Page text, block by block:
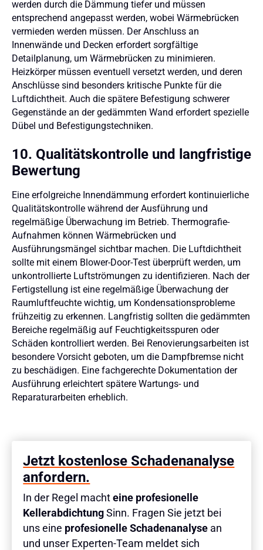
werden durch die Dämmung tiefer und müssen
entsprechend angepasst werden, wobei Wärmebrücken
vermieden werden müssen. Der Anschluss an
Innenwände und Decken erfordert sorgfältige
Detailplanung, um Wärmebrücken zu minimieren.
Heizkörper müssen eventuell versetzt werden, und deren
Anschlüsse sind besonders kritische Punkte für die
Luftdichtheit. Auch die spätere Befestigung schwerer
Gegenstände an der gedämmten Wand erfordert spezielle
Dübel und Befestigungstechniken.
10. Qualitätskontrolle und langfristige
Bewertung
Eine erfolgreiche Innendämmung erfordert kontinuierliche
Qualitätskontrolle während der Ausführung und
regelmäßige Überwachung im Betrieb. Thermografie-
Aufnahmen können Wärmebrücken und
Ausführungsmängel sichtbar machen. Die Luftdichtheit
sollte mit einem Blower-Door-Test überprüft werden, um
unkontrollierte Luftströmungen zu identifizieren. Nach der
Fertigstellung ist eine regelmäßige Überwachung der
Raumluftfeuchte wichtig, um Kondensationsprobleme
frühzeitig zu erkennen. Langfristig sollten die gedämmten
Bereiche regelmäßig auf Feuchtigkeitsspuren oder
Schäden kontrolliert werden. Bei Renovierungsarbeiten ist
besondere Vorsicht geboten, um die Dampfbremse nicht
zu beschädigen. Eine fachgerechte Dokumentation der
Ausführung erleichtert spätere Wartungs- und
Reparaturarbeiten erheblich.
Jetzt kostenlose Schadenanalyse
anfordern.
In der Regel machteine profesionelle
Kellerabdichtung Sinn. Fragen Sie jetzt bei
uns eine profesionelle Schadenanalyse an
und unser Experten-Team meldet sich